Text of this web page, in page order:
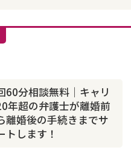
60分相談無料｜キャリ
年超の弁護士が離婚前
離婚後の手続きまでサ
トします！